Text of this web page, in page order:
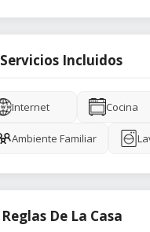
Servicios Incluidos
Internet Cocina
Ambiente Familiar
Reglas De La Casa